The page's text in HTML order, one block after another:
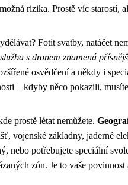
rizika. Prostě víc starostí,
Fotit svatby, natáčet
s dronem znamená
osvědčení a někdy i
– kdyby něco pokazili,
prostě létat nemůžete.
vojenské základny, jaderné
nebo potřebujete speciální
zón. Je to vaše